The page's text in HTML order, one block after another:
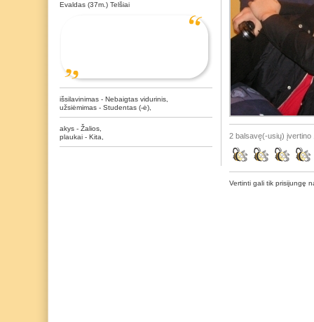
Evaldas (37m.) Telšiai
išsilavinimas - Nebaigtas vidurinis,
užsiėmimas - Studentas (-ė),
akys - Žalios,
plaukai - Kita,
2 balsavę(-usių) įvertino
Vertinti gali tik prisijungę